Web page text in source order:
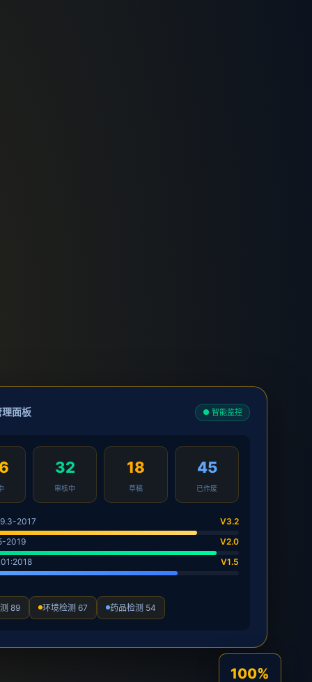
面板 ● 智能监控
32
审核中
18
草稿
45
已作废
2017
V3.2
2019
V2.0
V1.5
89 环境检测 67 药品检测 54